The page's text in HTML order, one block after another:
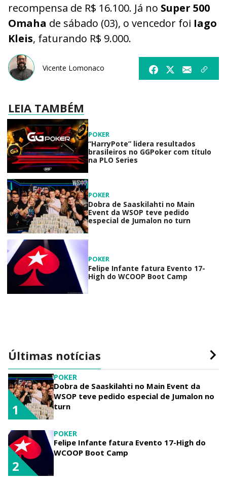
recompensa de R$ 16.100. Já no Super 500
Omaha de sábado (03), o vencedor foi Iago
Kleis, faturando R$ 9.000.
Vicente Lomonaco
LEIA TAMBÉM
POKER
“HarryPote” lidera resultados
brasileiros no GGPoker com título
na PLO Series
POKER
Dobra de Saaskilahti no Main
Event da WSOP teve pedido
especial de Jumalon no turn
POKER
Felipe Infante fatura Evento 17-
High do WCOOP Boot Camp
Últimas notícias
POKER
Dobra de Saaskilahti no Main Event da
WSOP teve pedido especial de Jumalon no
turn
1
POKER
Felipe Infante fatura Evento 17-High do
WCOOP Boot Camp
2